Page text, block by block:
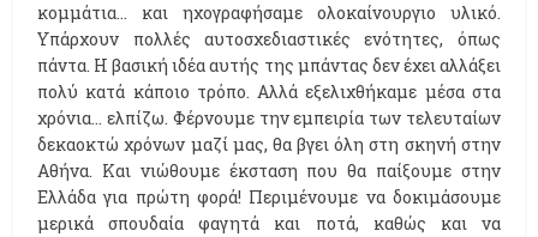
κομμάτια… και ηχογραφήσαμε ολοκαίνουργιο υλικό.
Υπάρχουν πολλές αυτοσχεδιαστικές ενότητες, όπως
πάντα. H βασική ιδέα αυτής της μπάντας δεν έχει αλλάξει
πολύ κατά κάποιο τρόπο. Αλλά εξελιχθήκαμε μέσα στα
χρόνια… ελπίζω. Φέρνουμε την εμπειρία των τελευταίων
δεκαοκτώ χρόνων μαζί μας, θα βγει όλη στη σκηνή στην
Αθήνα. Και νιώθουμε έκσταση που θα παίξουμε στην
Ελλάδα για πρώτη φορά! Περιμένουμε να δοκιμάσουμε
μερικά σπουδαία φαγητά και ποτά, καθώς και να